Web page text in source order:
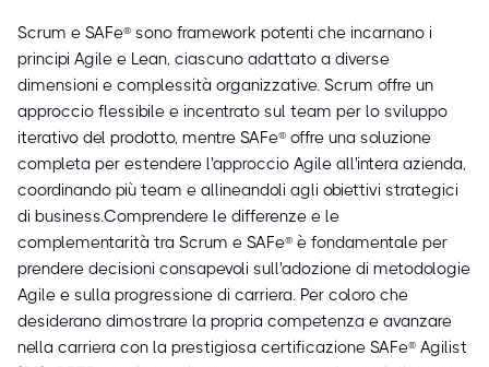
Scrum e SAFe® sono framework potenti che incarnano i
principi Agile e Lean, ciascuno adattato a diverse
dimensioni e complessità organizzative. Scrum offre un
approccio flessibile e incentrato sul team per lo sviluppo
iterativo del prodotto, mentre SAFe® offre una soluzione
completa per estendere l'approccio Agile all'intera azienda,
coordinando più team e allineandoli agli obiettivi strategici
di business.Comprendere le differenze e le
complementarità tra Scrum e SAFe® è fondamentale per
prendere decisioni consapevoli sull'adozione di metodologie
Agile e sulla progressione di carriera. Per coloro che
desiderano dimostrare la propria competenza e avanzare
nella carriera con la prestigiosa certificazione SAFe® Agilist